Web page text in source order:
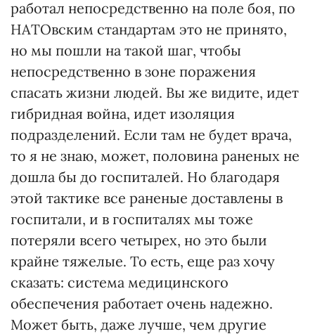
работал непосредственно на поле боя, по
НАТОвским стандартам это не принято,
но мы пошли на такой шаг, чтобы
непосредственно в зоне поражения
спасать жизни людей. Вы же видите, идет
гибридная война, идет изоляция
подразделений. Если там не будет врача,
то я не знаю, может, половина раненых не
дошла бы до госпиталей. Но благодаря
этой тактике все раненые доставлены в
госпитали, и в госпиталях мы тоже
потеряли всего четырех, но это были
крайне тяжелые. То есть, еще раз хочу
сказать: система медицинского
обеспечения работает очень надежно.
Может быть, даже лучше, чем другие